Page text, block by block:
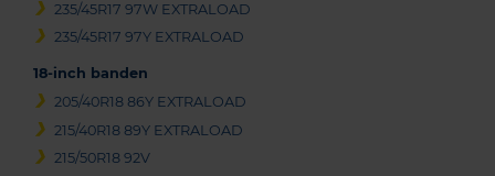
235/45R17 97W EXTRALOAD
235/45R17 97Y EXTRALOAD
18-inch banden
205/40R18 86Y EXTRALOAD
215/40R18 89Y EXTRALOAD
215/50R18 92V